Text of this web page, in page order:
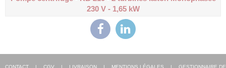
230 V - 1,65 kW
CONTACT | CGV | LIVRAISON | MENTIONS LÉGALES | GESTIONNAIRE DE